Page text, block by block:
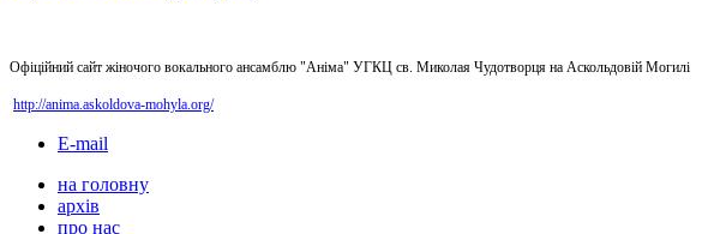
Офіційний сайт жіночого вокального ансамблю "Аніма" УГКЦ св. Миколая Чудотворця на Аскольдовій Могилі
http://anima.askoldova-mohyla.org/
E-mail
на головну
архів
про нас